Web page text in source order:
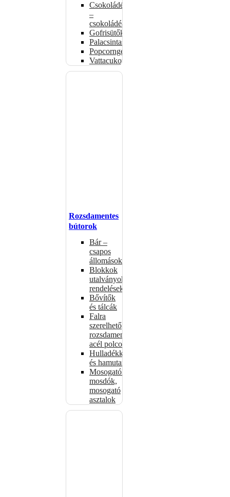
Csokoládémelegítők
–
csokoládéadagolók
Gofrisütők
Palacsintasütők
Popcorngépek
Vattacukorgép
Rozsdamentes
bútorok
Bár –
csapos
állomások
Blokkok
utalványokhoz,
rendelésekhez
Bővítők
és tálcák
Falra
szerelhető
rozsdamentes
acél polcok
Hulladékkosarak
és hamutartók
Mosogatók,
mosdók,
mosogató
asztalok